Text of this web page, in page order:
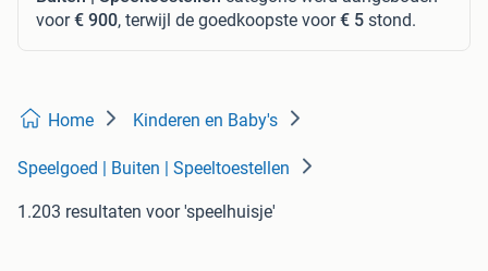
voor€ 900, terwijl de goedkoopste voor€ 5 stond.
Home Kinderen en Baby's
Speelgoed | Buiten | Speeltoestellen
1.203 resultaten voor 'speelhuisje'